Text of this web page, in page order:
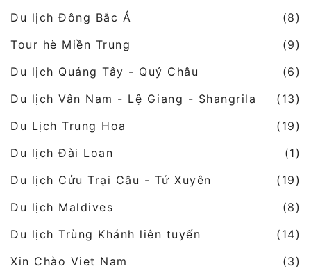
Du lịch Đông Bắc Á
(8)
Tour hè Miền Trung
(9)
Du lịch Quảng Tây - Quý Châu
(6)
Du lịch Vân Nam - Lệ Giang - Shangrila
(13)
Du Lịch Trung Hoa
(19)
Du lịch Đài Loan
(1)
Du lịch Cửu Trại Câu - Tứ Xuyên
(19)
Du lịch Maldives
(8)
Du lịch Trùng Khánh liên tuyến
(14)
Xin Chào Viet Nam
(3)